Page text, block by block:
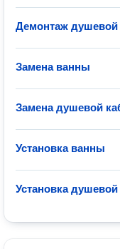
Демонтаж
Замена ванны
Замена душевой
Установка ванны
Установка